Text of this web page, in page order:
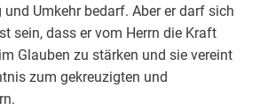
Umkehr bedarf. Aber er darf sich
sein, dass er vom Herrn die Kraft
Glauben zu stärken und sie vereint
zum gekreuzigten und